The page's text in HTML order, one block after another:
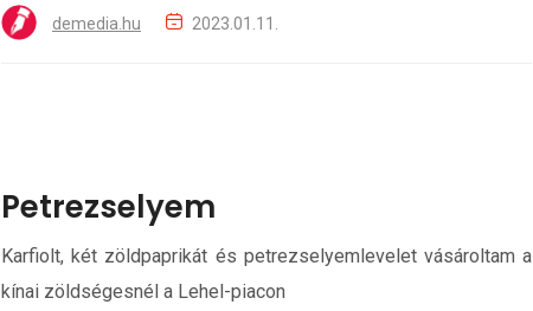
demedia.hu 2023.01.11.
Petrezselyem
Karfiolt, két zöldpaprikát és petrezselyemlevelet vásároltam a
kínai zöldségesnél a Lehel-piacon